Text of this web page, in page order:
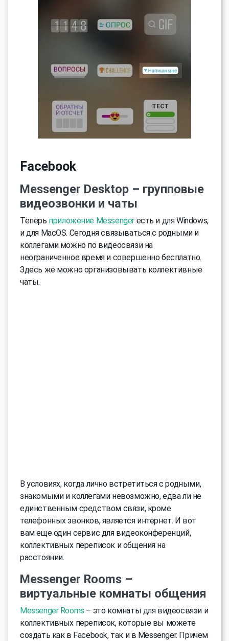
Facebook
Messenger Desktop – групповые
видеозвонки и чаты
Теперь приложение Messengerесть и для Windows,
и для MacOS. Сегодня связываться с родными и
коллегами можно по видеосвязи на
неограниченное время и совершенно бесплатно.
Здесь же можно организовывать коллективные
чаты.
В условиях, когда лично встретиться с родными,
знакомыми и коллегами невозможно, едва ли не
единственным средством связи, кроме
телефонных звонков, является интернет. И вот
вам еще один сервис для видеоконференций,
коллективных переписок и общения на
расстоянии.
Messenger Rooms –
виртуальные комнаты общения
Messenger Rooms – это комнаты для видеосвязи и
коллективных переписок, которые вы можете
создать как в Facebook, так и в Messenger. Причем